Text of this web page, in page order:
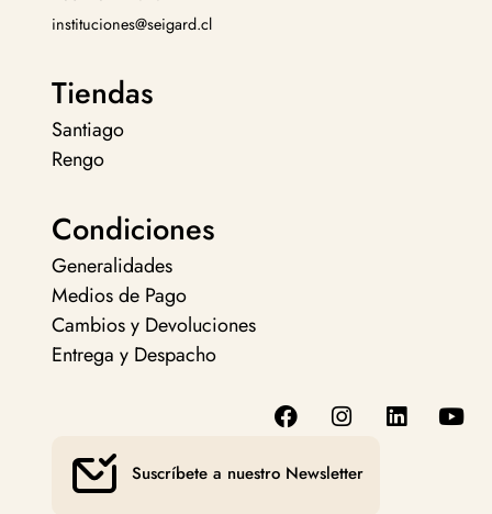
instituciones@seigard.cl
Tiendas
Santiago
Rengo
Condiciones
Generalidades
Medios de Pago
Cambios y Devoluciones
Entrega y Despacho
Suscríbete a nuestro Newsletter